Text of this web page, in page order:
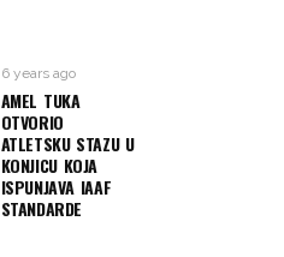
6 years ago
AMEL TUKA
OTVORIO
ATLETSKU STAZU U
KONJICU KOJA
ISPUNJAVA IAAF
STANDARDE